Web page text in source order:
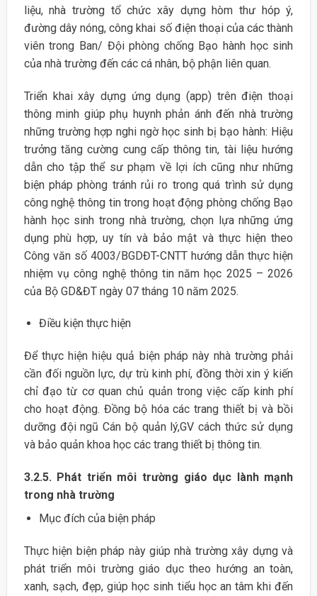
liệu, nhà trường tổ chức xây dựng hòm thư hóp ý,
đường dây nóng, công khai số điện thoại của các thành
viên trong Ban/ Đội phòng chống Bạo hành học sinh
của nhà trường đến các cá nhân, bộ phận liên quan.
Triển khai xây dựng ứng dụng (app) trên điện thoại
thông minh giúp phụ huynh phản ánh đến nhà trường
những trường hợp nghi ngờ học sinh bị bạo hành: Hiệu
trưởng tăng cường cung cấp thông tin, tài liệu hướng
dẫn cho tập thể sư phạm về lợi ích cũng như những
biện pháp phòng tránh rủi ro trong quá trình sử dụng
công nghệ thông tin trong hoạt động phòng chống Bạo
hành học sinh trong nhà trường, chọn lựa những ứng
dụng phù hợp, uy tín và bảo mật và thực hiện theo
Công văn số 4003/BGDĐT-CNTT hướng dẫn thực hiện
nhiệm vụ công nghệ thông tin năm học 2025 – 2026
của Bộ GD&ĐT ngày 07 tháng 10 năm 2025.
Điều kiện thực hiện
Để thực hiện hiệu quả biện pháp này nhà trường phải
cần đối nguồn lực, dự trù kinh phí, đồng thời xin ý kiến
chỉ đạo từ cơ quan chủ quản trong việc cấp kinh phí
cho hoạt động. Đồng bộ hóa các trang thiết bị và bồi
dưỡng đội ngũ Cán bộ quản lý,GV cách thức sử dụng
và bảo quản khoa học các trang thiết bị thông tin.
3.2.5. Phát triển môi trường giáo dục lành mạnh
trong nhà trường
Mục đích của biện pháp
Thực hiện biện pháp này giúp nhà trường xây dựng và
phát triển môi trường giáo dục theo hướng an toàn,
xanh, sạch, đẹp, giúp học sinh tiểu học an tâm khi đến